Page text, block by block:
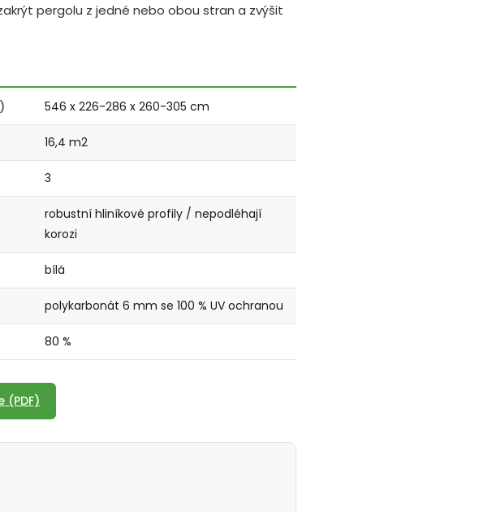
pergolu z jedné nebo obou stran a zvýšit
546 x 226-286 x 260-305 cm
16,4 m2
3
robustní hliníkové profily / nepodléhají
korozi
bílá
polykarbonát 6 mm se 100 % UV ochranou
80 %
(PDF)